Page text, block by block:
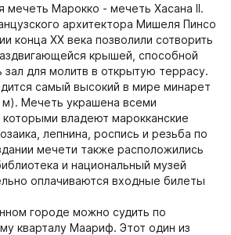
мечеть Марокко - мечеть Хасана II.
архитектора Мишеля Пинсо
конца XX века позволили сотворить
крышей, способной
зал для молитв в открытую террасу.
самый высокий в мире минарет
м). Мечеть украшена всеми
которыми владеют марокканские
лепнина, роспись и резьба по
мечети также расположились
и национальный музей
оплачиваются входные билеты
городе можно судить по
кварталу Маариф. Этот один из